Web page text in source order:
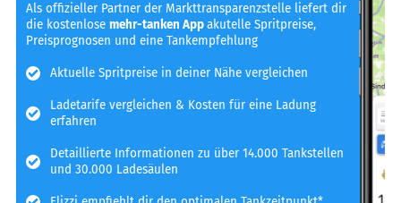
Als offizieller Partner der Markttransparenzstelle liefert dir
die kostenlosemehr-tanken Appakutelle Spritpreise,
Preisprognosen und eine Tankempfehlung
Aktuelle Spritpreise in deiner Nähe vergleichen
Ladetarife vergleichen & Kosten für eine Ladung
erfahren
Detaillierte Informationen zu über 14.000 Tankstellen
und 30.000 Ladesäulen